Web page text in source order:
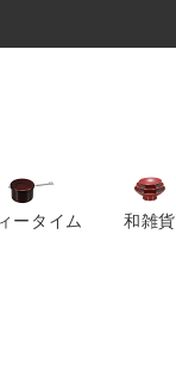
ータイム 和雑貨